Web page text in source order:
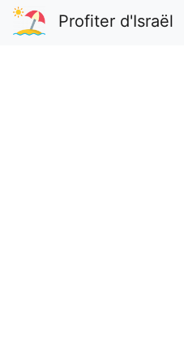
Profiter d'Israël